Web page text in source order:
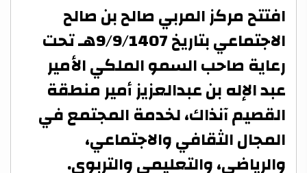
افتتح مركز المربي صالح بن صالح
الاجتماعي بتاريخ 9/9/1407هـ تحت
رعاية صاحب السمو الملكي الأمير
عبد الإله بن عبدالعزيز أمير منطقة
القصيم آنذاك، لخدمة المجتمع في
المجال الثقافي والاجتماعي،
والرياضي، والتعليمي والتربوي.